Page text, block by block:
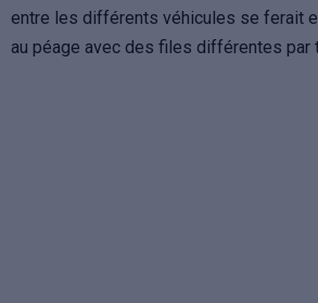
entre les différents véhicules se ferait
au péage avec des files différentes par